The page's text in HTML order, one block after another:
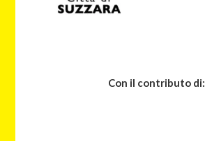
Con il contributo di: